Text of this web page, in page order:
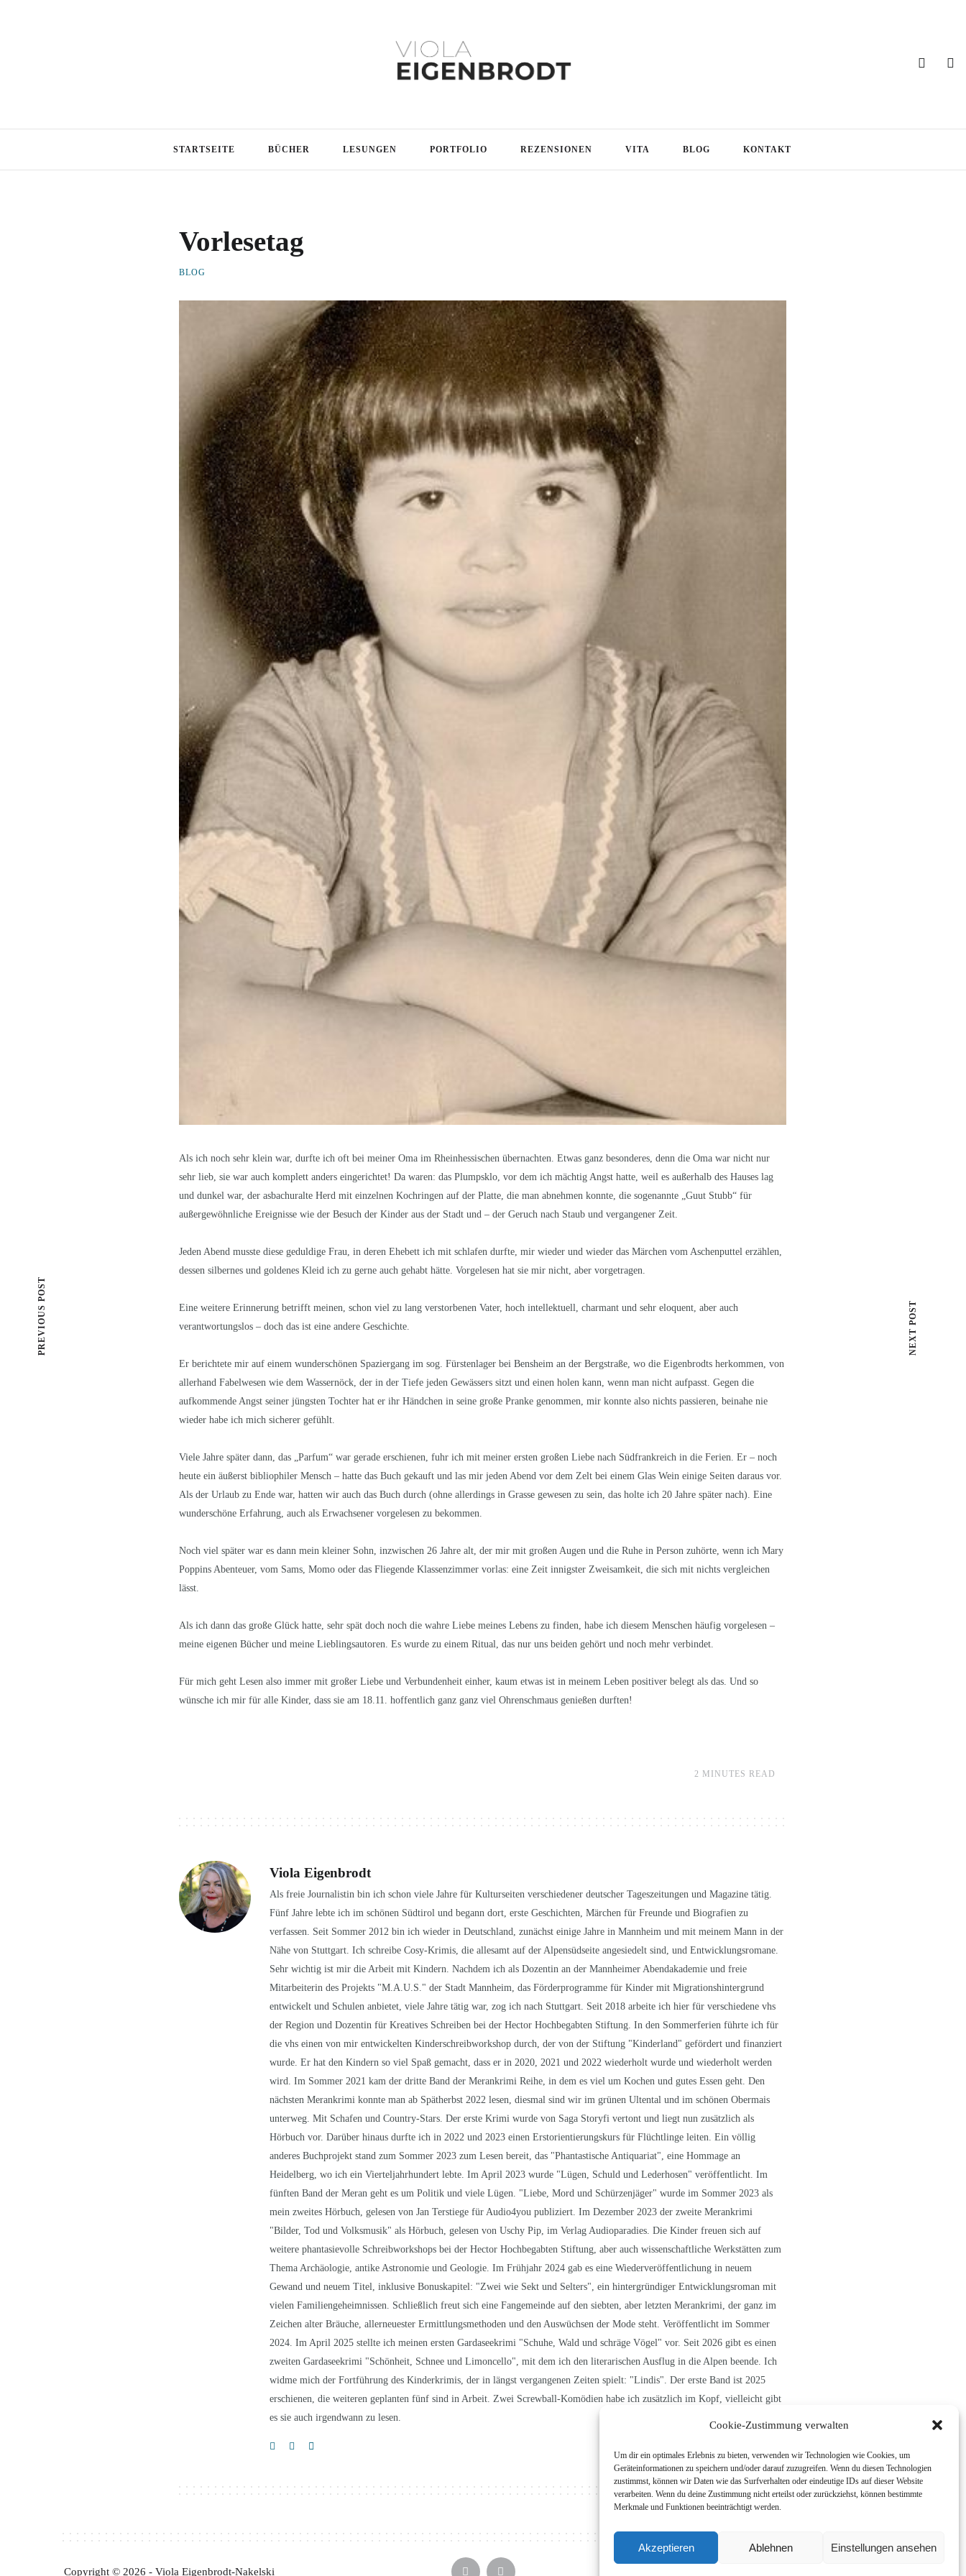
Cookie-Zustimmung verwalten
Um dir ein optimales Erlebnis zu bieten, verwenden wir Technologien wie Cookies, um
Geräteinformationen zu speichern und/oder darauf zuzugreifen. Wenn du diesen Technologien
zustimmst, können wir Daten wie das Surfverhalten oder eindeutige IDs auf dieser Website
verarbeiten. Wenn du deine Zustimmung nicht erteilst oder zurückziehst, können bestimmte
Merkmale und Funktionen beeinträchtigt werden.
Akzeptieren Ablehnen Einstellungen ansehen
STARTSEITE BÜCHER LESUNGEN PORTFOLIO REZENSIONEN VITA BLOG KONTAKT
Vorlesetag
BLOG
Als ich noch sehr klein war, durfte ich oft bei meiner Oma im Rheinhessischen übernachten. Etwas ganz besonderes, denn die Oma war nicht nur
sehr lieb, sie war auch komplett anders eingerichtet! Da waren: das Plumpsklo, vor dem ich mächtig Angst hatte, weil es außerhalb des Hauses lag
und dunkel war, der asbachuralte Herd mit einzelnen Kochringen auf der Platte, die man abnehmen konnte, die sogenannte „Guut Stubb“ für
außergewöhnliche Ereignisse wie der Besuch der Kinder aus der Stadt und – der Geruch nach Staub und vergangener Zeit.
Jeden Abend musste diese geduldige Frau, in deren Ehebett ich mit schlafen durfte, mir wieder und wieder das Märchen vom Aschenputtel erzählen,
dessen silbernes und goldenes Kleid ich zu gerne auch gehabt hätte. Vorgelesen hat sie mir nicht, aber vorgetragen.
Eine weitere Erinnerung betrifft meinen, schon viel zu lang verstorbenen Vater, hoch intellektuell, charmant und sehr eloquent, aber auch
verantwortungslos – doch das ist eine andere Geschichte.
Er berichtete mir auf einem wunderschönen Spaziergang im sog. Fürstenlager bei Bensheim an der Bergstraße, wo die Eigenbrodts herkommen, von
allerhand Fabelwesen wie dem Wassernöck, der in der Tiefe jeden Gewässers sitzt und einen holen kann, wenn man nicht aufpasst. Gegen die
aufkommende Angst seiner jüngsten Tochter hat er ihr Händchen in seine große Pranke genommen, mir konnte also nichts passieren, beinahe nie
wieder habe ich mich sicherer gefühlt.
Viele Jahre später dann, das „Parfum“ war gerade erschienen, fuhr ich mit meiner ersten großen Liebe nach Südfrankreich in die Ferien. Er – noch
heute ein äußerst bibliophiler Mensch – hatte das Buch gekauft und las mir jeden Abend vor dem Zelt bei einem Glas Wein einige Seiten daraus vor.
Als der Urlaub zu Ende war, hatten wir auch das Buch durch (ohne allerdings in Grasse gewesen zu sein, das holte ich 20 Jahre später nach). Eine
wunderschöne Erfahrung, auch als Erwachsener vorgelesen zu bekommen.
Noch viel später war es dann mein kleiner Sohn, inzwischen 26 Jahre alt, der mir mit großen Augen und die Ruhe in Person zuhörte, wenn ich Mary
Poppins Abenteuer, vom Sams, Momo oder das Fliegende Klassenzimmer vorlas: eine Zeit innigster Zweisamkeit, die sich mit nichts vergleichen
lässt.
Als ich dann das große Glück hatte, sehr spät doch noch die wahre Liebe meines Lebens zu finden, habe ich diesem Menschen häufig vorgelesen –
meine eigenen Bücher und meine Lieblingsautoren. Es wurde zu einem Ritual, das nur uns beiden gehört und noch mehr verbindet.
Für mich geht Lesen also immer mit großer Liebe und Verbundenheit einher, kaum etwas ist in meinem Leben positiver belegt als das. Und so
wünsche ich mir für alle Kinder, dass sie am 18.11. hoffentlich ganz ganz viel Ohrenschmaus genießen durften!
2 MINUTES READ
Viola Eigenbrodt
Als freie Journalistin bin ich schon viele Jahre für Kulturseiten verschiedener deutscher Tageszeitungen und Magazine tätig.
Fünf Jahre lebte ich im schönen Südtirol und begann dort, erste Geschichten, Märchen für Freunde und Biografien zu
verfassen. Seit Sommer 2012 bin ich wieder in Deutschland, zunächst einige Jahre in Mannheim und mit meinem Mann in der
Nähe von Stuttgart. Ich schreibe Cosy-Krimis, die allesamt auf der Alpensüdseite angesiedelt sind, und Entwicklungsromane.
Sehr wichtig ist mir die Arbeit mit Kindern. Nachdem ich als Dozentin an der Mannheimer Abendakademie und freie
Mitarbeiterin des Projekts "M.A.U.S." der Stadt Mannheim, das Förderprogramme für Kinder mit Migrationshintergrund
entwickelt und Schulen anbietet, viele Jahre tätig war, zog ich nach Stuttgart. Seit 2018 arbeite ich hier für verschiedene vhs
der Region und Dozentin für Kreatives Schreiben bei der Hector Hochbegabten Stiftung. In den Sommerferien führte ich für
die vhs einen von mir entwickelten Kinderschreibworkshop durch, der von der Stiftung "Kinderland" gefördert und finanziert
wurde. Er hat den Kindern so viel Spaß gemacht, dass er in 2020, 2021 und 2022 wiederholt wurde und wiederholt werden
wird. Im Sommer 2021 kam der dritte Band der Merankrimi Reihe, in dem es viel um Kochen und gutes Essen geht. Den
nächsten Merankrimi konnte man ab Spätherbst 2022 lesen, diesmal sind wir im grünen Ultental und im schönen Obermais
unterweg. Mit Schafen und Country-Stars. Der erste Krimi wurde von Saga Storyfi vertont und liegt nun zusätzlich als
Hörbuch vor. Darüber hinaus durfte ich in 2022 und 2023 einen Erstorientierungskurs für Flüchtlinge leiten. Ein völlig
anderes Buchprojekt stand zum Sommer 2023 zum Lesen bereit, das "Phantastische Antiquariat", eine Hommage an
Heidelberg, wo ich ein Vierteljahrhundert lebte. Im April 2023 wurde "Lügen, Schuld und Lederhosen" veröffentlicht. Im
fünften Band der Meran geht es um Politik und viele Lügen. "Liebe, Mord und Schürzenjäger" wurde im Sommer 2023 als
mein zweites Hörbuch, gelesen von Jan Terstiege für Audio4you publiziert. Im Dezember 2023 der zweite Merankrimi
"Bilder, Tod und Volksmusik" als Hörbuch, gelesen von Uschy Pip, im Verlag Audioparadies. Die Kinder freuen sich auf
weitere phantasievolle Schreibworkshops bei der Hector Hochbegabten Stiftung, aber auch wissenschaftliche Werkstätten zum
Thema Archäologie, antike Astronomie und Geologie. Im Frühjahr 2024 gab es eine Wiederveröffentlichung in neuem
Gewand und neuem Titel, inklusive Bonuskapitel: "Zwei wie Sekt und Selters", ein hintergründiger Entwicklungsroman mit
vielen Familiengeheimnissen. Schließlich freut sich eine Fangemeinde auf den siebten, aber letzten Merankrimi, der ganz im
Zeichen alter Bräuche, allerneuester Ermittlungsmethoden und den Auswüchsen der Mode steht. Veröffentlicht im Sommer
2024. Im April 2025 stellte ich meinen ersten Gardaseekrimi "Schuhe, Wald und schräge Vögel" vor. Seit 2026 gibt es einen
zweiten Gardaseekrimi "Schönheit, Schnee und Limoncello", mit dem ich den literarischen Ausflug in die Alpen beende. Ich
widme mich der Fortführung des Kinderkrimis, der in längst vergangenen Zeiten spielt: "Lindis". Der erste Band ist 2025
erschienen, die weiteren geplanten fünf sind in Arbeit. Zwei Screwball-Komödien habe ich zusätzlich im Kopf, vielleicht gibt
es sie auch irgendwann zu lesen.
PREVIOUS POST NEXT POST
Copyright © 2026 - Viola Eigenbrodt-Nakelski